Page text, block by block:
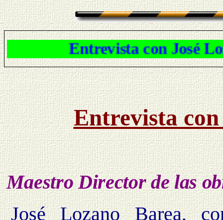
Entrevista con José Lozano
Entrevista
Maestro Director de las
José Lozano Barea,